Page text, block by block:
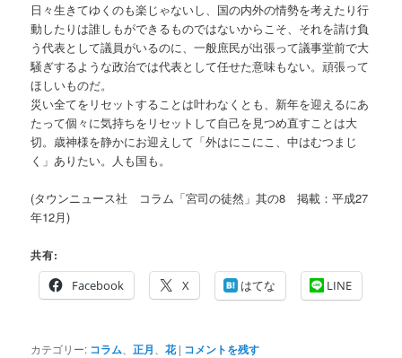
日々生きてゆくのも楽じゃないし、国の内外の情勢を考えたり行
動したりは誰しもができるものではないからこそ、それを請け負
う代表として議員がいるのに、一般庶民が出張って議事堂前で大
騒ぎするような政治では代表として任せた意味もない。頑張って
ほしいものだ。
災い全てをリセットすることは叶わなくとも、新年を迎えるにあ
たって個々に気持ちをリセットして自己を見つめ直すことは大
切。歳神様を静かにお迎えして「外はにこにこ、中はむつまじ
く」ありたい。人も国も。
(タウンニュース社 コラム「宮司の徒然」其の8 掲載：平成27
年12月)
共有:
Facebook
X はてな LINE
カテゴリー: コラム 、正月 、花 | コメントを残す